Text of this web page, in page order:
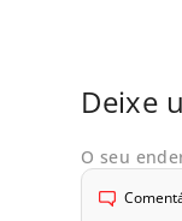
Deixe
O seu